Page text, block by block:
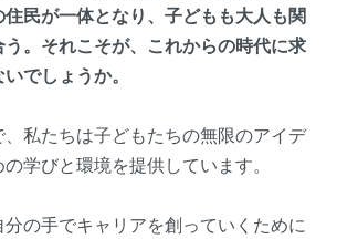
民が一体となり、子どもも大人も関
。それこそが、これからの時代に求
でしょうか。
私たちは子どもたちの無限のアイデ
学びと環境を提供しています。
の手でキャリアを創っていくために